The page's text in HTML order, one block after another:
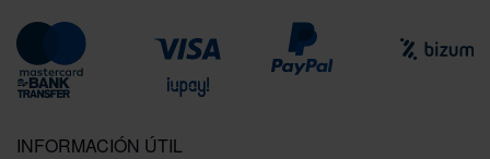
INFORMACIÓN ÚTIL